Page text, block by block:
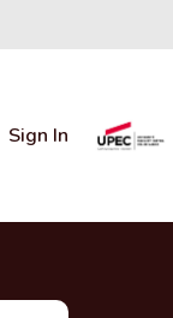
Choose language
Sign In